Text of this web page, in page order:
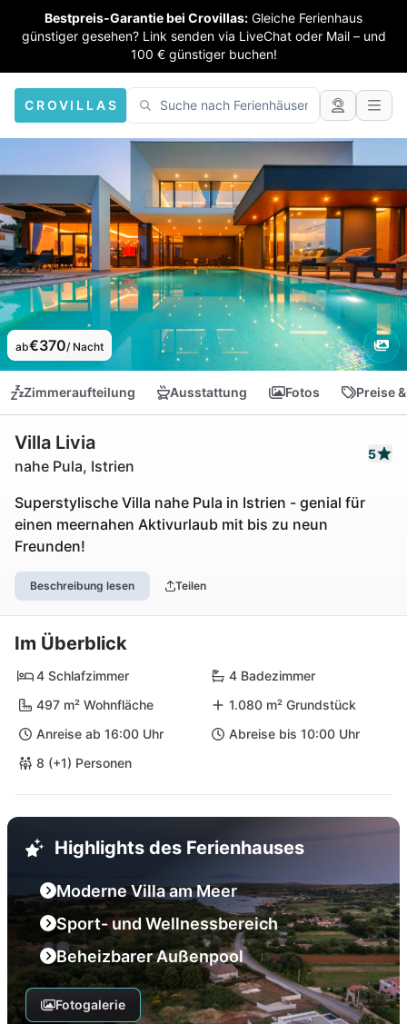
Bestpreis-Garantie bei Crovillas: Gleiche Ferienhaus
günstiger gesehen? Link senden via LiveChat oder Mail – und
100 € günstiger buchen!
CROVILLAS
ab€370/ Nacht
Zimmeraufteilung Ausstattung Fotos Preise
Villa Livia
nahe Pula, Istrien
5
Superstylische Villa nahe Pula in Istrien - genial für
einen meernahen Aktivurlaub mit bis zu neun
Freunden!
Beschreibung lesen Teilen
Im Überblick
4 Schlafzimmer
4 Badezimmer
497 m² Wohnfläche
1.080 m² Grundstück
Anreise ab 16:00 Uhr
Abreise bis 10:00 Uhr
8 (+1) Personen
Highlights des Ferienhauses
Moderne Villa am Meer
Sport- und Wellnessbereich
Beheizbarer Außenpool
Fotogalerie